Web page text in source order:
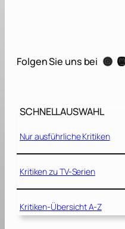
[
6
d
i
L
e
i
e
[
Folgen Sie uns bei Instagram Mastodon
SCHNELLAUSWAHL
Nur ausführliche Kritiken
Kritiken zu TV-Serien
Kritiken-Übersicht A-Z